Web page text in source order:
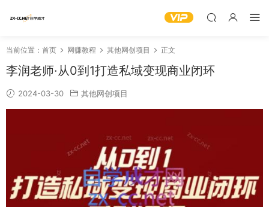
当前位置： 首页 网赚教程 其他网创项目 正文
李润老师·从0到1打造私域变现商业闭环
2024-03-30 其他网创项目